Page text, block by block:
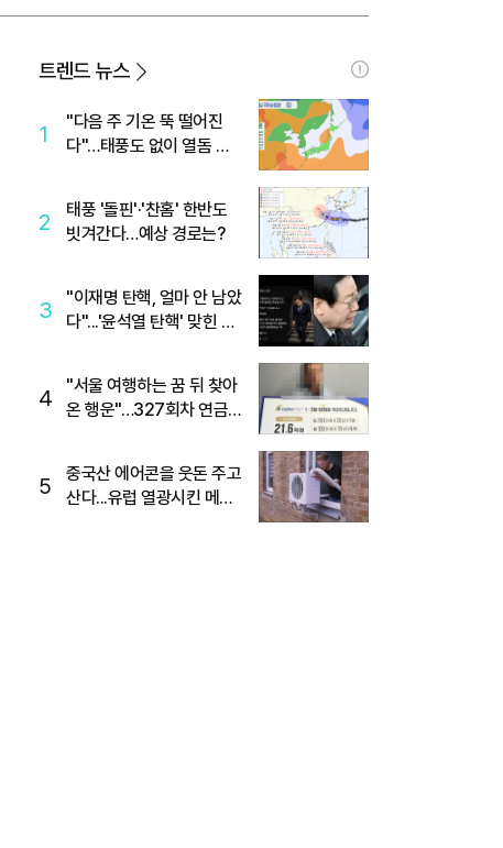
트
트
트렌드 뉴스
1
"다음 주 기온 뚝 떨어진
다"…태풍도 없이 열돔 박
2
태풍 '돌핀'·'찬홈' 한반도
빗겨간다…예상 경로는?
3
"이재명 탄핵, 얼마 안 남았
다"...'윤석열 탄핵' 맞힌 무
4
"서울 여행하는 꿈 뒤 찾아
온 행운"…327회차 연금
5
중국산 에어콘을 웃돈 주고
산다...유럽 열광시킨 메이